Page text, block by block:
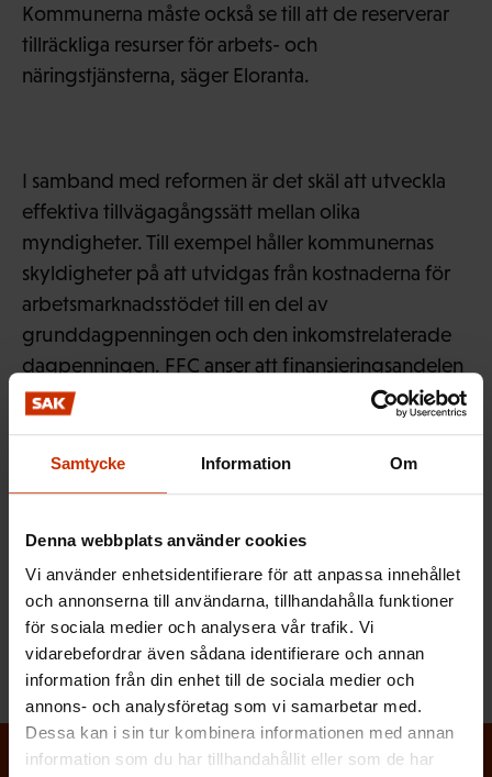
Samtycke Information Om
Denna webbplats använder cookies
Vi använder enhetsidentifierare för att anpassa innehållet
och annonserna till användarna, tillhandahålla funktioner
för sociala medier och analysera vår trafik. Vi
vidarebefordrar även sådana identifierare och annan
information från din enhet till de sociala medier och
annons- och analysföretag som vi samarbetar med.
Dessa kan i sin tur kombinera informationen med annan
information som du har tillhandahållit eller som de har
Kommunerna måste också se till att de reserverar
tillräckliga resurser för arbets- och
näringstjänsterna, säger Eloranta.
I samband med reformen är det skäl att utveckla
effektiva tillvägagångssätt mellan olika
myndigheter. Till exempel håller kommunernas
skyldigheter på att utvidgas från kostnaderna för
arbetsmarknadsstödet till en del av
grunddagpenningen och den inkomstrelaterade
dagpenningen. FFC anser att finansieringsandelen
för den inkomstrelaterade dagpenningen ska
onödig administrativ börda och utan att
personuppgifter överförs.
MER FRÅN RELATERADE ÄMNEN:
SYSSELSÄTTNING